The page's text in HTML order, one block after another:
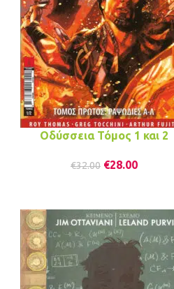
Οδύσσεια Τόμος 1 και 2
€32.00 €28.00